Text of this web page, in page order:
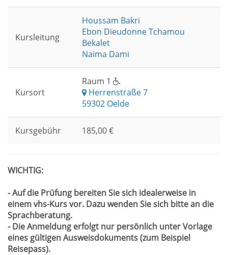
Kursleitung
Houssam Bakri
Ebon Dieudonne Tchamou
Bekalet
Naima Dami
Kursort
Raum 1
Herrenstraße 7
59302 Oelde
Kursgebühr 185,00 €
WICHTIG:
- Auf die Prüfung bereiten Sie sich idealerweise in
einem vhs-Kurs vor. Dazu wenden Sie sich bitte an die
Sprachberatung.
- Die Anmeldung erfolgt nur persönlich unter Vorlage
eines gültigen Ausweisdokuments (zum Beispiel
Reisepass).